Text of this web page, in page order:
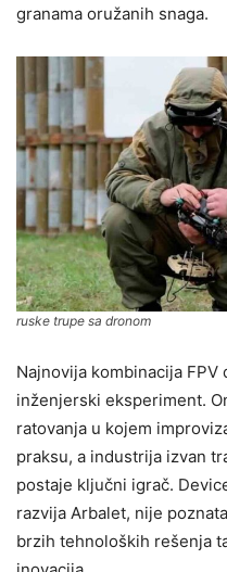
granama oružanih snaga.
ruske trupe sa dronom
Najnovija kombinacija
inženjerski eksperiment.
ratovanja u kojem
praksu, a industrija izvan
postaje ključni igrač.
razvija Arbalet, nije
brzih tehnoloških rešenja